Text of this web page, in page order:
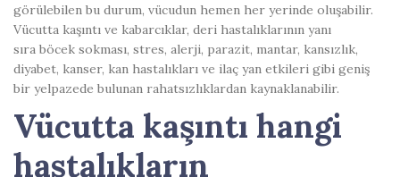
görülebilen bu durum, vücudun hemen her yerinde oluşabilir.
Vücutta kaşıntı ve kabarcıklar, deri hastalıklarının yanı
sıra böcek sokması, stres, alerji, parazit, mantar, kansızlık,
diyabet, kanser, kan hastalıkları ve ilaç yan etkileri gibi geniş
bir yelpazede bulunan rahatsızlıklardan kaynaklanabilir.
Vücutta kaşıntı hangi
hastalıkların